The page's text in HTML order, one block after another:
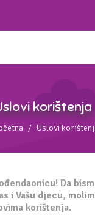
korištenja
Uslovi
Da
i Vašu djecu,
korištenja.